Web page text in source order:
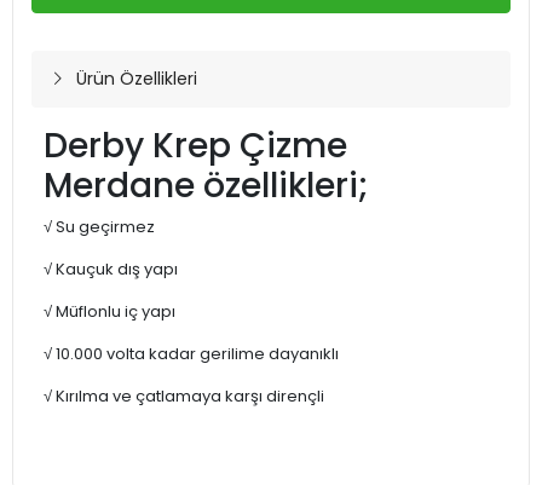
Ürün Özellikleri
Derby Krep Çizme
Merdane özellikleri;
√ Su geçirmez
√ Kauçuk dış yapı
√ Müflonlu iç yapı
√ 10.000 volta kadar gerilime dayanıklı
√ Kırılma ve çatlamaya karşı dirençli